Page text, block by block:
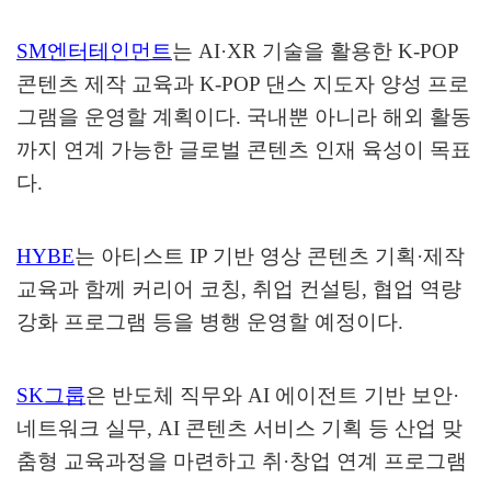
SM엔터테인먼트는 AI·XR 기술을 활용한 K-POP
콘텐츠 제작 교육과 K-POP 댄스 지도자 양성 프로
그램을 운영할 계획이다. 국내뿐 아니라 해외 활동
까지 연계 가능한 글로벌 콘텐츠 인재 육성이 목표
다.
HYBE는 아티스트 IP 기반 영상 콘텐츠 기획 ·제작
교육과 함께 커리어 코칭, 취업 컨설팅, 협업 역량
강화 프로그램 등을 병행 운영할 예정이다.
SK그룹은 반도체 직무와 AI 에이전트 기반 보안·
네트워크 실무, AI 콘텐츠 서비스 기획 등 산업 맞
춤형 교육과정을 마련하고 취 ·창업 연계 프로그램